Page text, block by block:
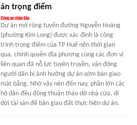
án trọng điểm
Dự án mở rộng tuyến đường Nguyễn Hoàng
(phường Kim Long) được xác định là công
trình trọng điểm của TP Huế nên thời gian
qua, chính quyền địa phương cùng các đơn vị
liên quan đã nỗ lực tuyên truyền, vận động
người dân bị ảnh hưởng dự án sớm bàn giao
mặt bằng. Nhờ vậy nên đến nay, phần lớn các
hộ dân đều đồng thuận tháo dỡ nhà cửa, di
dời tài sản để bàn giao đất thực hiện dự án.